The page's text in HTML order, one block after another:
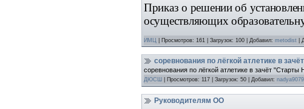
Приказ о решении об
осуществляющих
ИМЦ Просмотров: 161 Загрузок: 100 Добавил: metodist
соревнования по лёгкой атлетике в
соревнования по лёгкой атлетике в зачёт "Старты
ДЮСШ Просмотров: 117 Загрузок: 50 Добавил: nadya9079
Руководителям ОО